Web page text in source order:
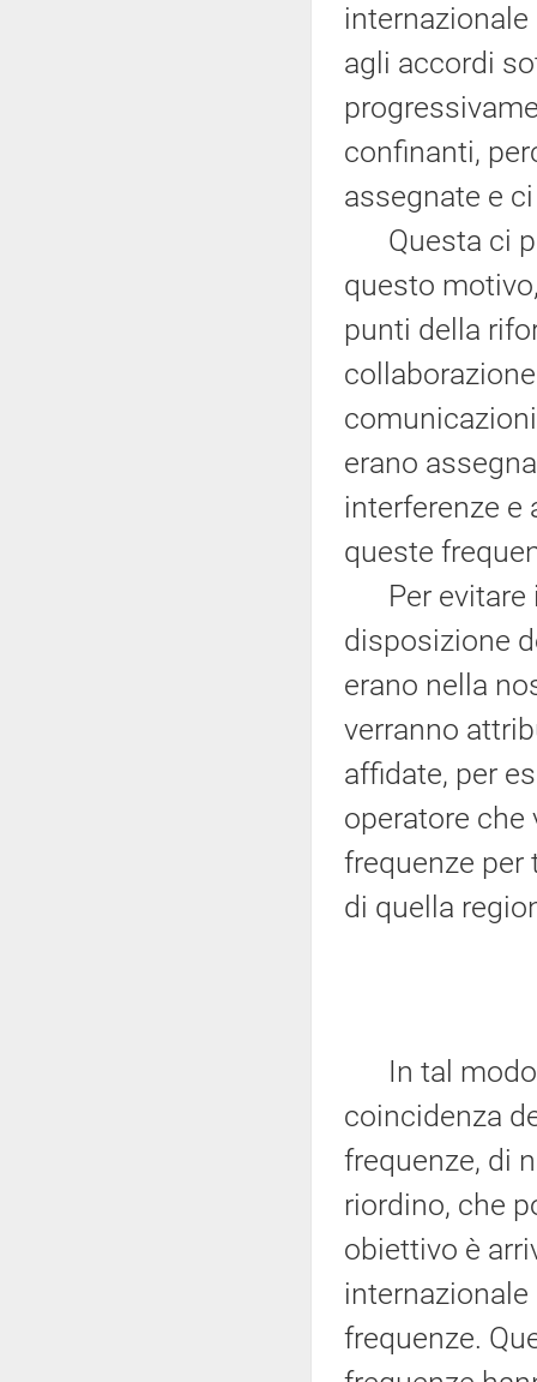
agli accordi
confinanti,
assegnate e
Questa ci
questo
punti della
erano
interferenze
queste
Per evitare
disposizione
erano nella
verranno
affidate, per
operatore che
frequenze
di quella
In tal modo
coincidenza
frequenze, di
riordino, che
obiettivo è
frequenze.